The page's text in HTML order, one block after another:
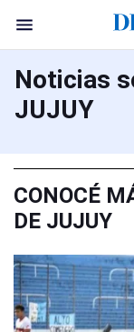
Noticias
JUJUY
CONOCÉ
DE JUJUY